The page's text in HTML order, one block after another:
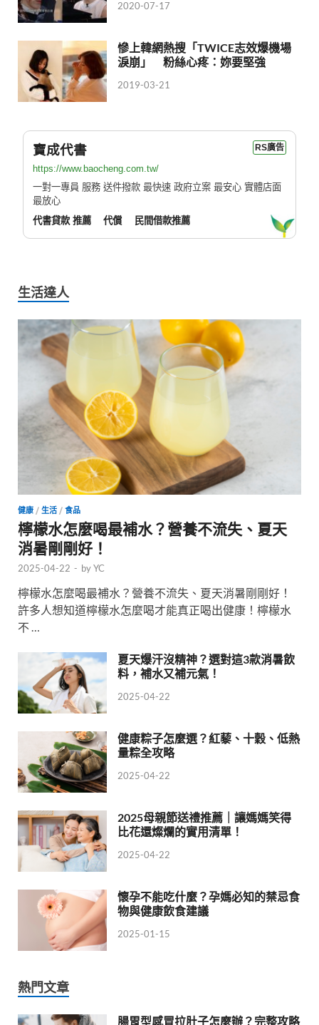
2020-07-17
慘上韓網熱搜「TWICE志效爆機場
淚崩」 粉絲心疼：妳要堅強
2019-03-21
寶成代書 RS廣告
https://www.baocheng.com.tw/
一對一專員 服務 送件撥款 最快速 政府立案 最安心 實體店面
最放心
代書貸款 推薦
代償 民間借款推薦
生活達人
健康 / 生活 / 食品
檸檬水怎麼喝最補水？營養不流失、夏天
消暑剛剛好！
2025-04-22 - byYC
檸檬水怎麼喝最補水？營養不流失、夏天消暑剛剛好！
許多人想知道檸檬水怎麼喝才能真正喝出健康！檸檬水
不 …
夏天爆汗沒精神？選對這3款消暑飲
料，補水又補元氣！
2025-04-22
健康粽子怎麼選？紅藜、十穀、低熱
量粽全攻略
2025-04-22
2025母親節送禮推薦｜讓媽媽笑得
比花還燦爛的實用清單！
2025-04-22
懷孕不能吃什麼？孕媽必知的禁忌食
物與健康飲食建議
2025-01-15
熱門文章
腸胃型感冒拉肚子怎麼辦？完整攻略